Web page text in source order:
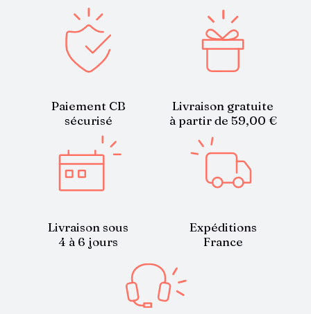
Paiement CB
sécurisé
Livraison gratuite
à partir de 59,00 €
Livraison sous
4 à 6 jours
Expéditions
France